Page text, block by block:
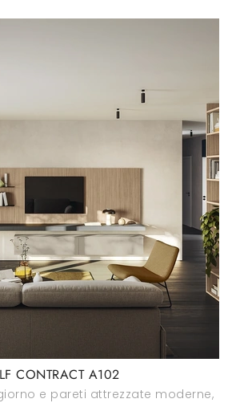
CONTRACT A102
e pareti attrezzate moderne,